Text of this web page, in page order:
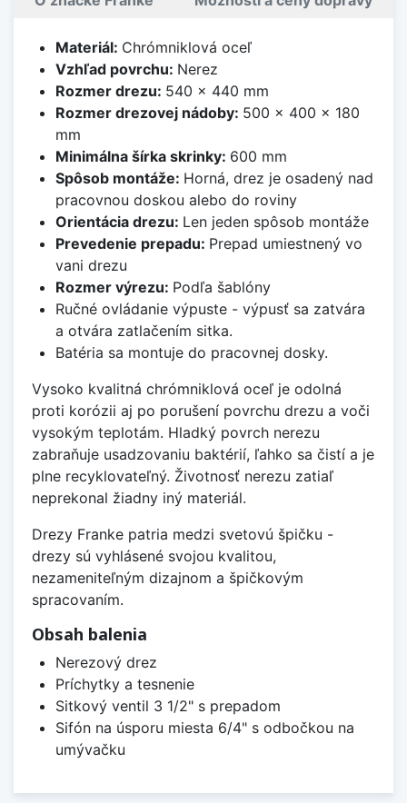
Materiál: Chrómniklová oceľ
Vzhľad povrchu: Nerez
Rozmer drezu: 540 x 440 mm
Rozmer drezovej nádoby: 500 x 400 x 180
mm
Minimálna šírka skrinky: 600 mm
Spôsob montáže: Horná, drez je osadený nad
pracovnou doskou alebo do roviny
Orientácia drezu: Len jeden spôsob montáže
Prevedenie prepadu: Prepad umiestnený vo
vani drezu
Rozmer výrezu: Podľa šablóny
Ručné ovládanie výpuste - výpusť sa zatvára
a otvára zatlačením sitka.
Batéria sa montuje do pracovnej dosky.
Vysoko kvalitná chrómniklová oceľ je odolná
proti korózii aj po porušení povrchu drezu a voči
vysokým teplotám. Hladký povrch nerezu
zabraňuje usadzovaniu baktérií, ľahko sa čistí a je
plne recyklovateľný. Životnosť nerezu zatiaľ
neprekonal žiadny iný materiál.
Drezy Franke patria medzi svetovú špičku -
drezy sú vyhlásené svojou kvalitou,
nezameniteľným dizajnom a špičkovým
spracovaním.
Obsah balenia
Nerezový drez
Príchytky a tesnenie
Sitkový ventil 3 1/2" s prepadom
Sifón na úsporu miesta 6/4" s odbočkou na
umývačku